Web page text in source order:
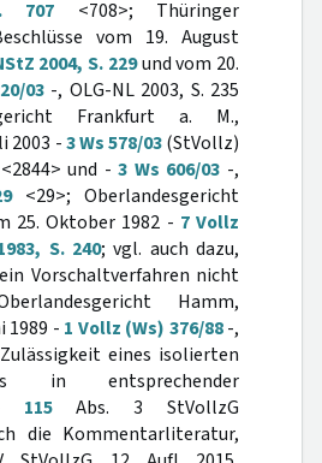
707 <708>; Thüringer
vom 19. August
2004, S. 229und vom 20.
03-, OLG-NL 2003, S. 235
Frankfurt a. M.,
2003 -3 Ws 578/03(StVollz)
<2844> und -3 Ws 606/03 -,
<29>; Oberlandesgericht
25. Oktober 1982 - 7 Vollz
S. 240; vgl. auch dazu,
Vorschaltverfahren nicht
Hamm,
1989 - 1 Vollz (Ws) 376/88-,
eines isolierten
in entsprechender
115Abs. 3 StVollzG
die Kommentarliteratur,